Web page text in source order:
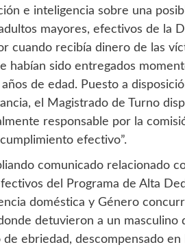
e inteligencia sobre una
mayores, efectivos de la
cuando recibía dinero de las
habían sido entregados
de edad. Puesto a
el Magistrado de Turno
responsable por la
efectivo”.
comunicado relacionado
del Programa de Alta
doméstica y Género
detuvieron a un masculino
ebriedad, descompensado en